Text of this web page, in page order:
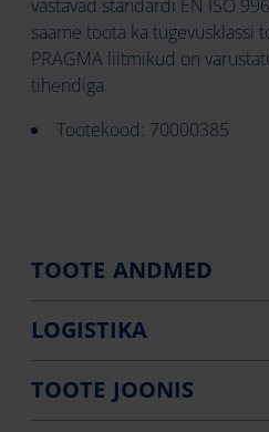
vastavad standardi EN ISO
saame toota ka tugevusklassi
PRAGMA liitmikud on
tihendiga.
Tootekood: 70000385
TOOTE ANDMED
LOGISTIKA
TOOTE JOONIS